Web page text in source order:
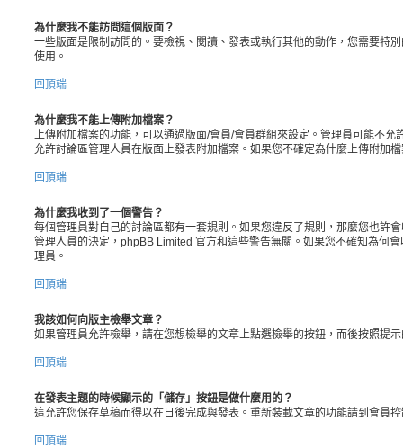
為什麼我不能訪問這個版面？
一些版面是限制訪問的。要檢視、閱讀、發表或執行其他的動作，您需要特
使用。
回頂端
為什麼我不能上傳附加檔案？
上傳附加檔案的功能，可以通過版面/會員/會員群組來設定。管理員可能不
允許討論區管理人員在版面上發表附加檔案。如果您不確定為什麼上傳附加
回頂端
為什麼我收到了一個警告？
每個管理員對自己的討論區都有一套規則。如果您違反了規則，那麼您也許
管理人員的決定，phpBB Limited 官方和這些警告無關。如果您不確知為何
理員。
回頂端
我該如何向版主檢舉文章？
如果管理員允許檢舉，請在您想檢舉的文章上點選檢舉的按鈕，而後按照提
回頂端
在發表主題的時候顯示的「儲存」按鈕是做什麼用的？
這允許您保存草稿而得以在日後完成與發表。重新裝載文章的功能請到會員
回頂端